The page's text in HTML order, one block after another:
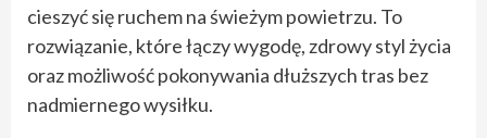
cieszyć się ruchem na świeżym powietrzu. To
rozwiązanie, które łączy wygodę, zdrowy styl życia
oraz możliwość pokonywania dłuższych tras bez
nadmiernego wysiłku.